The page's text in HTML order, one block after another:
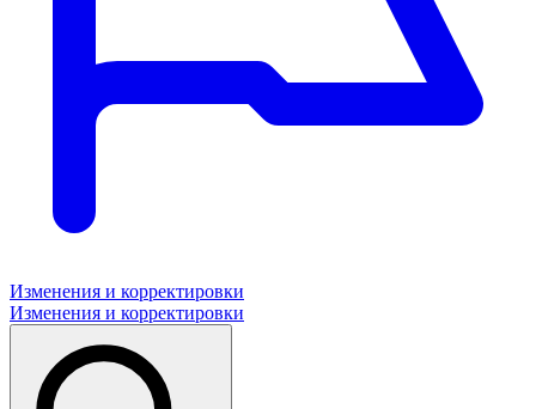
Изменения и корректировки
Изменения и корректировки